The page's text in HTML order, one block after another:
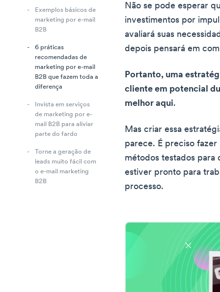
Exemplos básicos de
marketing por e-mail
B2B
6 práticas
recomendadas de
marketing por e-mail
B2B que fazem toda a
diferença
Invista em serviços
de marketing por e-
mail B2B para aliviar
parte do fardo
Torne a geração de
leads muito fácil com
o e-mail marketing
B2B
Não se pode esperar
investimentos por
avaliará suas
depois pensará em
Portanto, uma
cliente em potencial
melhor aqui.
Mas criar essa
parece. É preciso fazer
métodos testados
estiver pronto para
processo.